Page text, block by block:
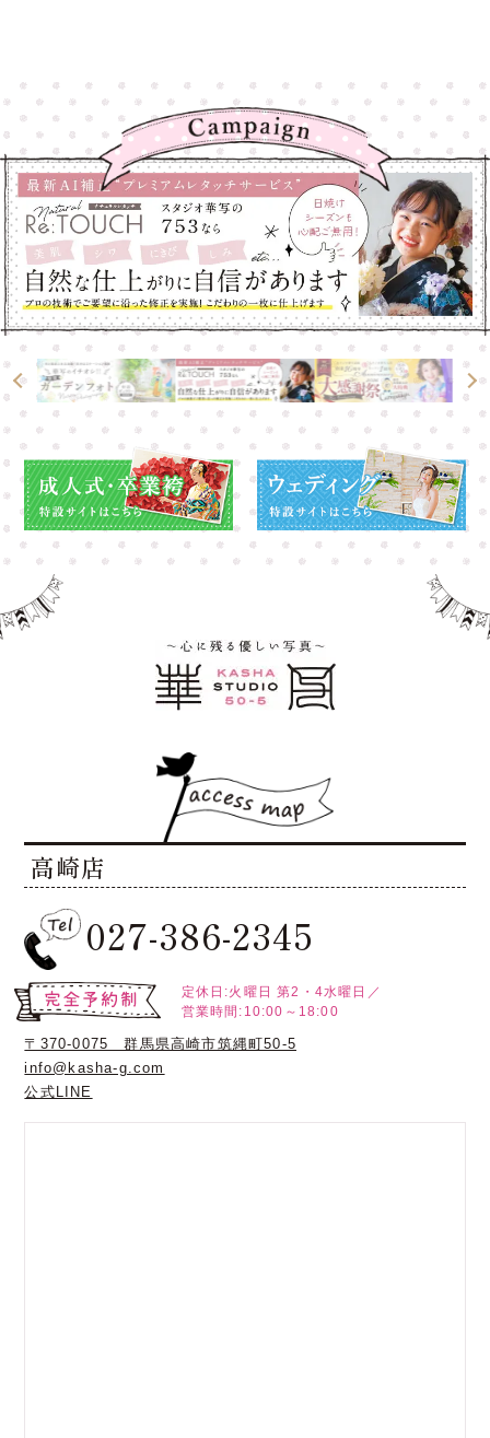
高崎店
027-386-2345
定休日:火曜日 第2・4水曜日／
営業時間:10:00～18:00
〒370-0075 群馬県高崎市筑縄町50-5
info@kasha-g.com
公式LINE
高崎店
大宮店
高崎店
大宮店